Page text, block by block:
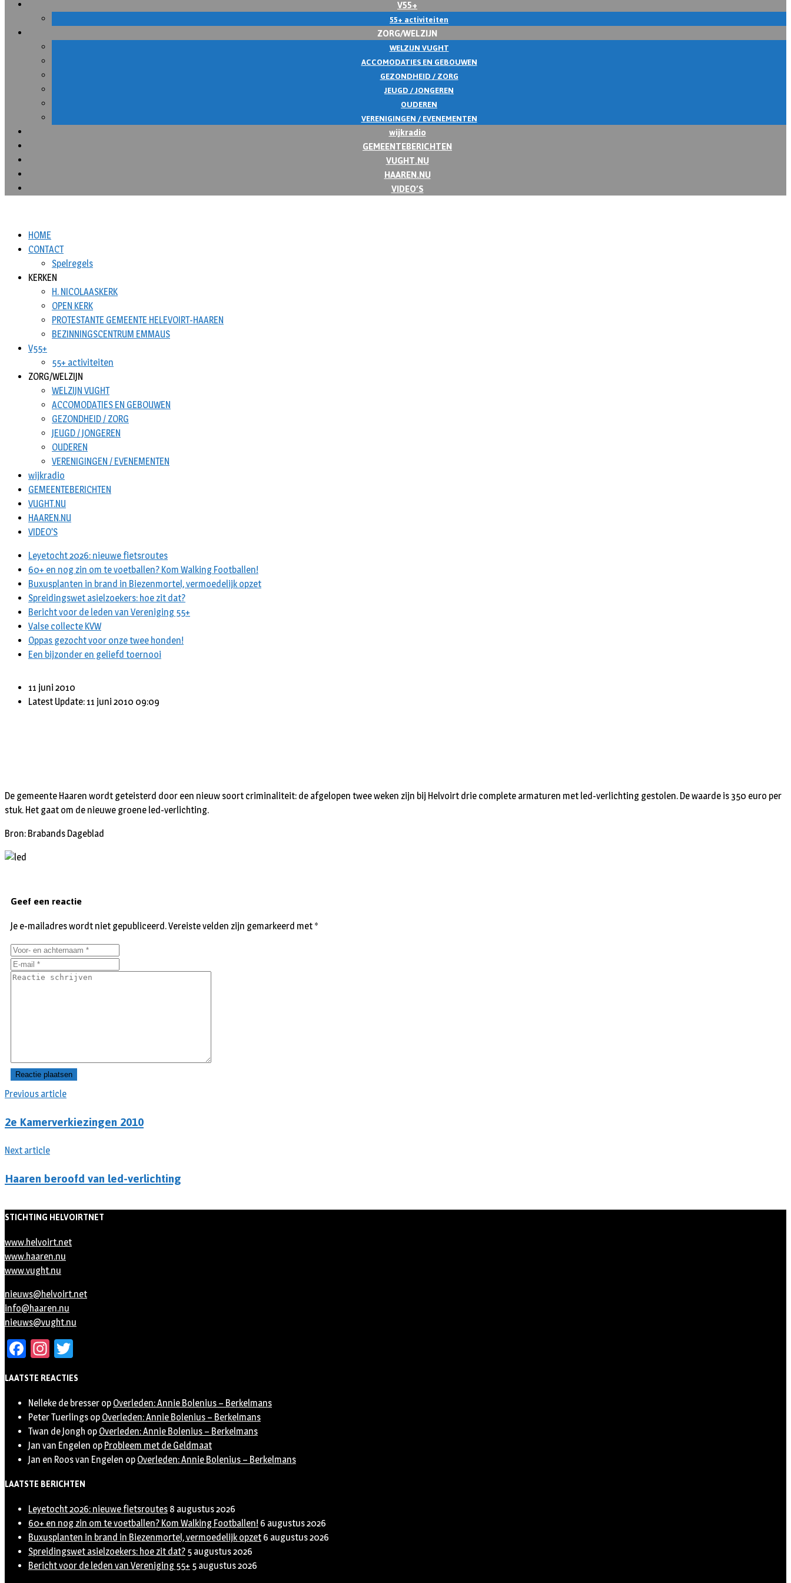
V55+
55+ activiteiten
ZORG/WELZIJN
WELZIJN VUGHT
ACCOMODATIES EN GEBOUWEN
GEZONDHEID / ZORG
JEUGD / JONGEREN
OUDEREN
VERENIGINGEN / EVENEMENTEN
wijkradio
GEMEENTEBERICHTEN
VUGHT.NU
HAAREN.NU
VIDEO’S
HOME
CONTACT
Spelregels
KERKEN
H. NICOLAASKERK
OPEN KERK
PROTESTANTE GEMEENTE HELEVOIRT-HAAREN
BEZINNINGSCENTRUM EMMAUS
V55+
55+ activiteiten
ZORG/WELZIJN
WELZIJN VUGHT
ACCOMODATIES EN GEBOUWEN
GEZONDHEID / ZORG
JEUGD / JONGEREN
OUDEREN
VERENIGINGEN / EVENEMENTEN
wijkradio
GEMEENTEBERICHTEN
VUGHT.NU
HAAREN.NU
VIDEO’S
Leyetocht 2026: nieuwe fietsroutes
60+ en nog zin om te voetballen? Kom Walking Footballen!
Buxusplanten in brand in Biezenmortel, vermoedelijk opzet
Spreidingswet asielzoekers: hoe zit dat?
Bericht voor de leden van Vereniging 55+
Valse collecte KVW
Oppas gezocht voor onze twee honden!
Een bijzonder en geliefd toernooi
11 juni 2010
Latest Update: 11 juni 2010 09:09
De gemeente Haaren wordt geteisterd door een nieuw soort criminaliteit: de afgelopen twee weken zijn bij Helvoirt drie complete armaturen met led-verlichting gestolen. De waarde is 350 euro per
stuk. Het gaat om de nieuwe groene led-verlichting.
Bron: Brabands Dageblad
Previous article
2e Kamerverkiezingen 2010
Next article
Haaren beroofd van led-verlichting
Geef een reactie
Je e-mailadres wordt niet gepubliceerd.Vereiste velden zijn gemarkeerd met *
STICHTING HELVOIRTNET
www.helvoirt.net
www.haaren.nu
www.vught.nu
nieuws@helvoirt.net
info@haaren.nu
nieuws@vught.nu
Facebook
Instagram
LAATSTE REACTIES
Nelleke de bresser op Overleden: Annie Bolenius – Berkelmans
Peter Tuerlings op Overleden: Annie Bolenius – Berkelmans
Twan de Jongh op Overleden: Annie Bolenius – Berkelmans
Jan van Engelen op Probleem met de Geldmaat
Jan en Roos van Engelen op Overleden: Annie Bolenius – Berkelmans
LAATSTE BERICHTEN
Leyetocht 2026: nieuwe fietsroutes 8 augustus 2026
60+ en nog zin om te voetballen? Kom Walking Footballen! 6 augustus 2026
Buxusplanten in brand in Biezenmortel, vermoedelijk opzet 6 augustus 2026
Spreidingswet asielzoekers: hoe zit dat? 5 augustus 2026
Bericht voor de leden van Vereniging 55+ 5 augustus 2026